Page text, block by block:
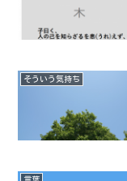
そういう気持ち
言葉